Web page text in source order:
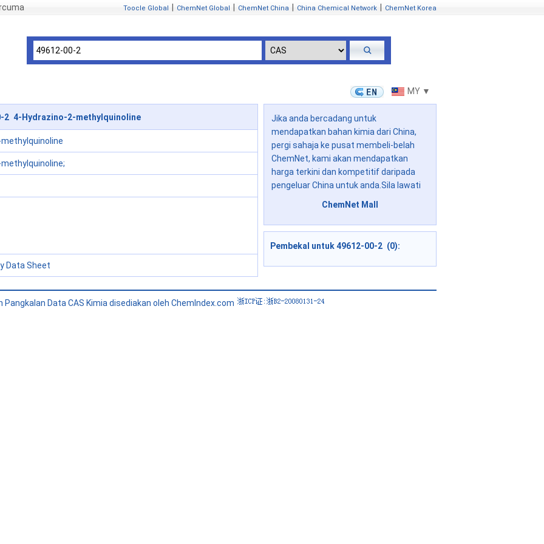
Toocle Global ChemNet Global ChemNet China China Chemical Network ChemNet Korea
MY ▼
2 4-Hydrazino-2-methylquinoline
Data Sheet
Jika anda bercadang untuk
mendapatkan bahan kimia dari China,
pergi sahaja ke pusat membeli-belah
ChemNet, kami akan mendapatkan
harga terkini dan kompetitif daripada
pengeluar China untuk anda.Sila lawati
ChemNet Mall
Pembekal untuk 49612-00-2 (0):
Pangkalan Data CAS Kimia disediakan oleh ChemIndex.com